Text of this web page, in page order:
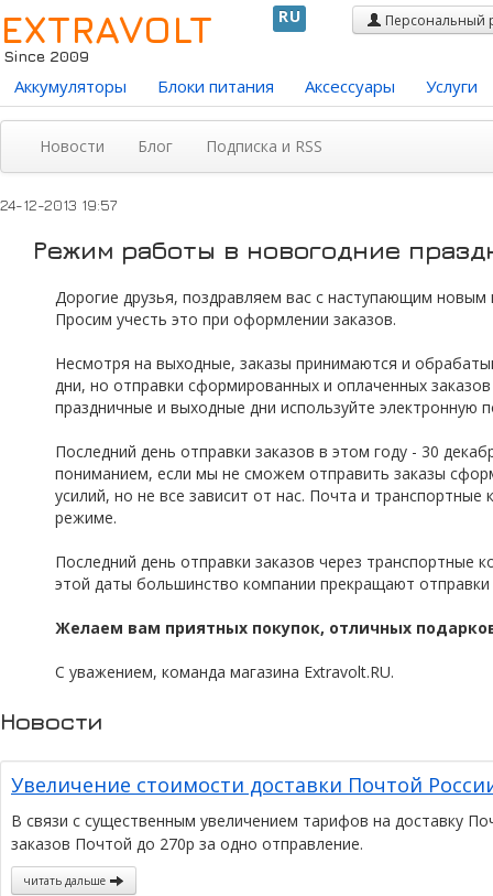
EXTRAVOLT
Since 2009
RU Персональный
Аккумуляторы Блоки питания Аксессуары Услуги
Новости Блог Подписка и RSS
24-12-2013 19:57
Режим работы в новогодние
Дорогие друзья, поздравляем вас с наступающим
Просим учесть это при оформлении заказов.
Несмотря на выходные, заказы принимаются и
дни, но отправки сформированных и оплаченных
праздничные и выходные дни используйте электронную
Последний день отправки заказов в этом году - 30
пониманием, если мы не сможем отправить заказы
усилий, но не все зависит от нас. Почта и
режиме.
Последний день отправки заказов через транспортные
этой даты большинство компании прекращают
Желаем вам приятных покупок, отличных
С уважением, команда магазина Extravolt.RU.
Новости
Увеличение стоимости доставки Почтой
В связи с существенным увеличением тарифов на доставку
заказов Почтой до 270р за одно отправление.
читать дальше